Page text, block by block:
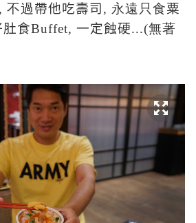
不過帶他吃壽司, 永遠只食粟
肚食Buffet, 一定蝕硬...(無著